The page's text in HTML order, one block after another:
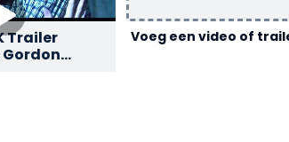
Trailer
Voeg een video of